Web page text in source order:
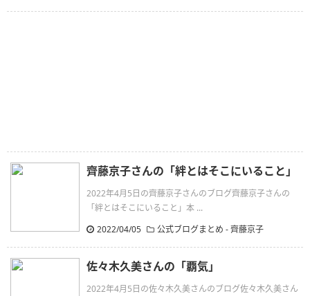
齊藤京子さんの「絆とはそこにいること」
2022年4月5日の齊藤京子さんのブログ齊藤京子さんの
「絆とはそこにいること」本 ...
2022/04/05
公式ブログまとめ -齊藤京子
佐々木久美さんの「覇気」
2022年4月5日の佐々木久美さんのブログ佐々木久美さん